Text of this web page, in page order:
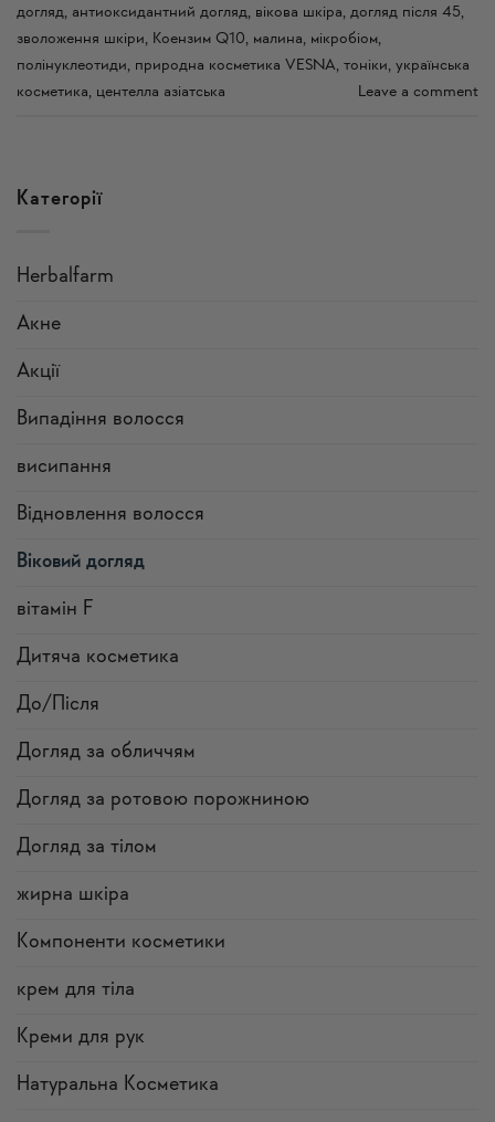
догляд, антиоксидантний догляд, вікова шкіра, догляд після 45,
зволоження шкіри, Коензим Q10, малина, мікробіом,
полінуклеотиди, природна косметика VESNA, тоніки, українська
косметика, центелла азіатська Leave a comment
Категорії
Herbalfarm
Акне
Акції
Випадіння волосся
висипання
Відновлення волосся
Віковий догляд
вітамін F
Дитяча косметика
До/Після
Догляд за обличчям
Догляд за ротовою порожниною
Догляд за тілом
жирна шкіра
Компоненти косметики
крем для тіла
Креми для рук
Натуральна Косметика